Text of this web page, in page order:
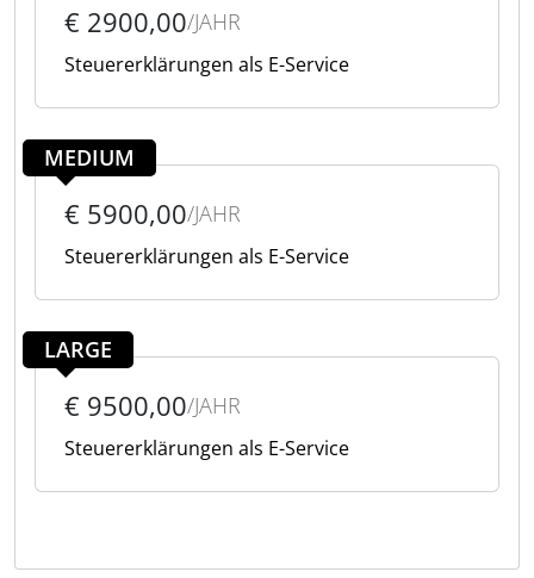
€ 2900,00/JAHR
Steuererklärungen als E-Service
MEDIUM
€ 5900,00/JAHR
Steuererklärungen als E-Service
LARGE
€ 9500,00/JAHR
Steuererklärungen als E-Service